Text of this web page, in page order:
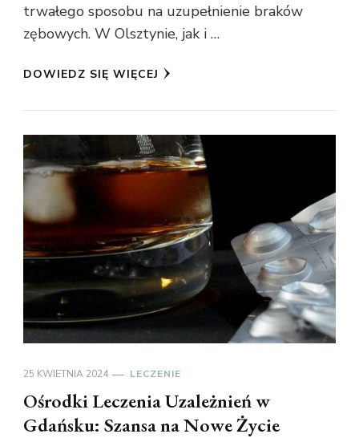
trwałego sposobu na uzupełnienie braków
zębowych. W Olsztynie, jak i …
DOWIEDZ SIĘ WIĘCEJ
25 KWIETNIA 2024 LECZENIE
Ośrodki Leczenia Uzależnień w
Gdańsku: Szansa na Nowe Życie